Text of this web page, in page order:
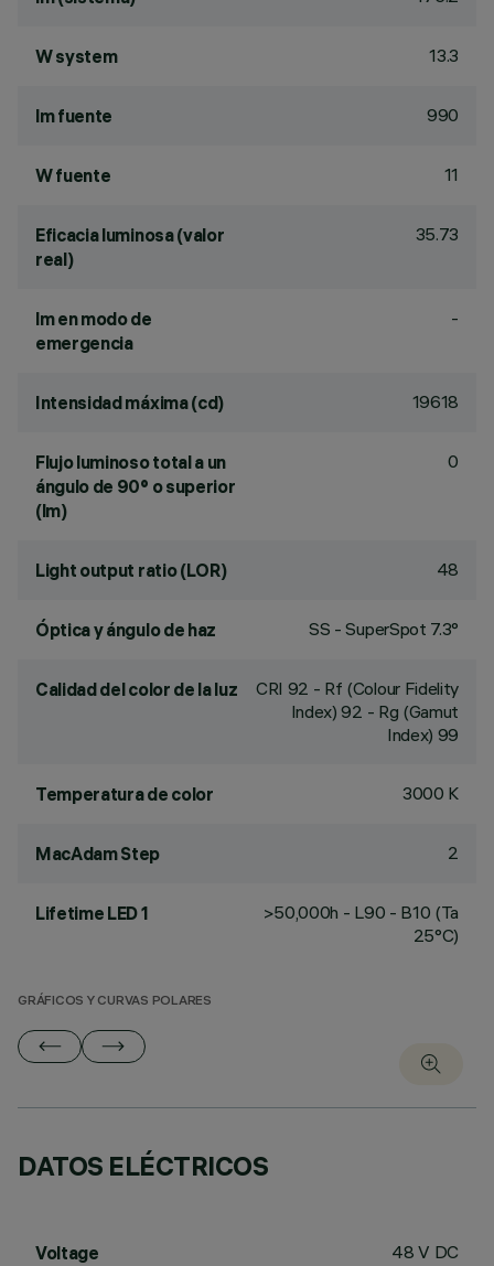
W system 13.3
lm fuente 990
W fuente 11
Eficacia luminosa (valor
real)
35.73
lm en modo de
emergencia
-
Intensidad máxima (cd) 19618
Flujo luminoso total a un
ángulo de 90° o superior
(lm)
0
Light output ratio (LOR) 48
Óptica y ángulo de haz SS - SuperSpot 7.3°
Calidad del color de la luz CRI 92 - Rf (Colour Fidelity
Index) 92 - Rg (Gamut
Index) 99
Temperatura de color 3000 K
MacAdam Step 2
Lifetime LED 1
>50,000h - L90 - B10 (Ta
25°C)
GRÁFICOS Y CURVAS POLARES
DATOS ELÉCTRICOS
Voltage 48 V DC